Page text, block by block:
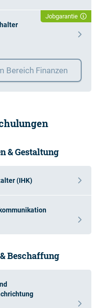
Jobgarantie
Bereich Finanzen
& Gestaltung
(IHK)
Beschaffung